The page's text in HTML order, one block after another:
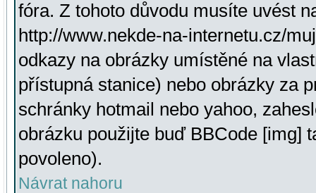
fóra. Z tohoto důvodu musíte uvést
http://www.nekde-na-internetu.cz/
odkazy na obrázky umístěné na
přístupná stanice) nebo obrázky za
schránky hotmail nebo yahoo,
obrázku použijte buď BBCode [img]
povoleno).
Návrat nahoru